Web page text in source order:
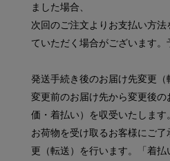
ました場合、
次回のご注文よりお支払い方
ていただく場合がございます。
発送手続き後のお届け先変更（
変更前のお届け先から変更後
価・着払い）を収受いたします。
お荷物を受け取るお客様にご
更（転送）を行います。「着